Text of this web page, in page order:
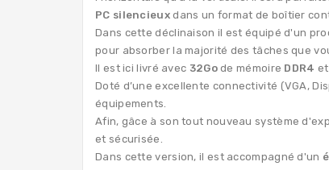
PC silencieuxdans un format de boîtier
Dans cette déclinaison il est équipé d'un
pour absorber la majorité des tâches que
Il est ici livré avec 32Gode mémoire DDR4
Doté d’une excellente connectivité (VGA,
équipements.
Afin, gâce à son tout nouveau système
et sécurisée.
Dans cette version, il est accompagné d'un